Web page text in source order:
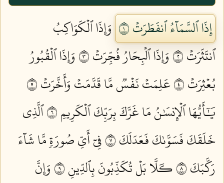
إِذَا ٱلسَّمَآءُ ٱنفَطَرَتۡ ١
وَإِذَا ٱلۡكَوَاكِبُ
ٱنتَثَرَتۡ ٢
وَإِذَا ٱلۡبِحَارُ فُجِّرَتۡ ٣
وَإِذَا ٱلۡقُبُورُ
بُعۡثِرَتۡ ٤
عَلِمَتۡ نَفۡسٞ مَّا قَدَّمَتۡ وَأَخَّرَتۡ ٥
يَٰٓأَيُّهَا ٱلۡإِنسَٰنُ مَا غَرَّكَ بِرَبِّكَ ٱلۡكَرِيمِ ٦
ٱلَّذِي
خَلَقَكَ فَسَوَّىٰكَ فَعَدَلَكَ ٧
فِيٓ أَيِّ صُورَةٖ مَّا شَآءَ
رَكَّبَكَ ٨
كـَلَّا بَلۡ تُكَذِّبُونَ بِٱلدِّينِ ٩
وَإِنَّ